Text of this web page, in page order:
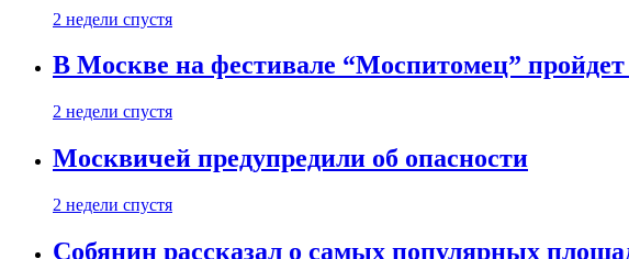
2 недели спустя
В Москве на фестивале “Моспитомец”
2 недели спустя
Москвичей предупредили об опасности
2 недели спустя
Собянин рассказал о самых популярных